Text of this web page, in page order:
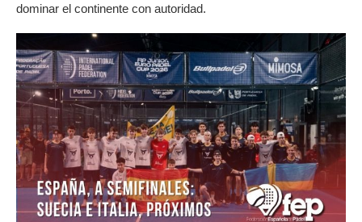
dominar el continente con autoridad.